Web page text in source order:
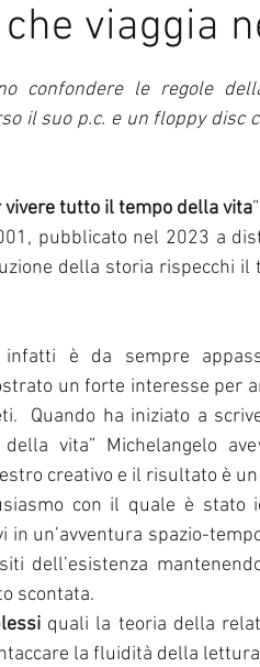
Intervista alla RADIO
viaggia
confondere le regole
il suo p.c. e un floppy disc
vivere tutto il tempo della vita
pubblicato nel 2023 a
della storia rispecchi il
infatti è da sempre
un forte interesse per
Quando ha iniziato a
vita” Michelangelo
creativo e il risultato è
un’avventura spazio-
dell’esistenza
scontata.
quali la teoria della
la fluidità della